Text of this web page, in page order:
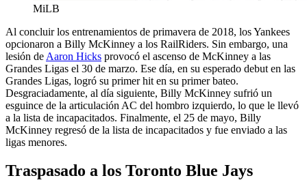
MiLB
Al concluir los entrenamientos de primavera de 2018, los Yankees
opcionaron a Billy McKinney a los RailRiders. Sin embargo, una
lesión de Aaron Hicks provocó el ascenso de McKinney a las
Grandes Ligas el 30 de marzo. Ese día, en su esperado debut en las
Grandes Ligas, logró su primer hit en su primer bateo.
Desgraciadamente, al día siguiente, Billy McKinney sufrió un
esguince de la articulación AC del hombro izquierdo, lo que le llevó
a la lista de incapacitados. Finalmente, el 25 de mayo, Billy
McKinney regresó de la lista de incapacitados y fue enviado a las
ligas menores.
Traspasado a los Toronto Blue Jays